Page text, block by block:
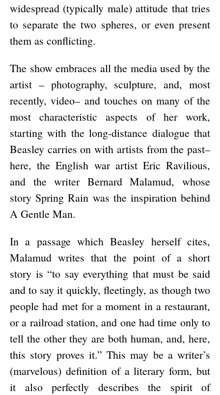
widespread (typically male) attitude that tries
to separate the two spheres, or even present
them as conflicting.
The show embraces all the media used by the
artist – photography, sculpture, and, most
recently, video– and touches on many of the
most characteristic aspects of her work,
starting with the long-distance dialogue that
Beasley carries on with artists from the past–
here, the English war artist Eric Ravilious,
and the writer Bernard Malamud, whose
story Spring Rain was the inspiration behind
A Gentle Man.
In a passage which Beasley herself cites,
Malamud writes that the point of a short
story is “to say everything that must be said
and to say it quickly, fleetingly, as though two
people had met for a moment in a restaurant,
or a railroad station, and one had time only to
tell the other they are both human, and, here,
this story proves it.” This may be a writer’s
(marvelous) definition of a literary form, but
it also perfectly describes the spirit of